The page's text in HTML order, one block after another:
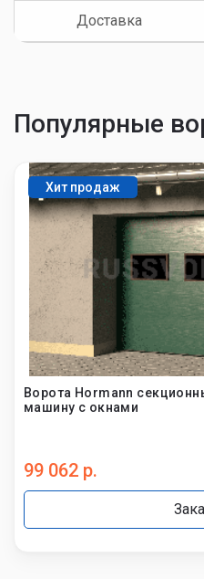
Доставка
Популярные
Хит продаж
Ворота Hormann
машину с окнами
99 062 р.